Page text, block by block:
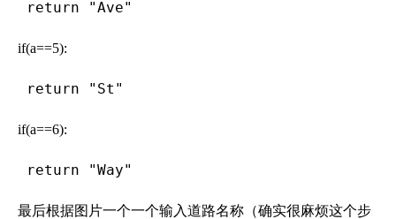
return "Ave"
if(a==5):
return "St"
if(a==6):
return "Way"
最后根据图片一个一个输入道路名称（确实很麻烦这个步